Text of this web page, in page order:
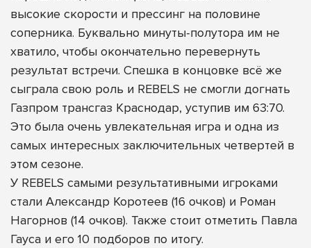
высокие скорости и прессинг на половине
соперника. Буквально минуты-полутора им не
хватило, чтобы окончательно перевернуть
результат встречи. Спешка в концовке всё же
сыграла свою роль и REBELS не смогли догнать
Газпром трансгаз Краснодар, уступив им 63:70.
Это была очень увлекательная игра и одна из
самых интересных заключительных четвертей в
этом сезоне.
У REBELS самыми результативными игроками
стали Александр Коротеев (16 очков) и Роман
Нагорнов (14 очков). Также стоит отметить Павла
Гауса и его 10 подборов по итогу.